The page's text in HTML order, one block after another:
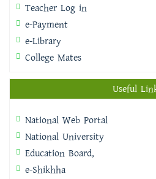
Teacher Log in
e-Payment
e-Library
College Mates
Useful
National Web Portal
National University
Education Board,
e-Shikhha